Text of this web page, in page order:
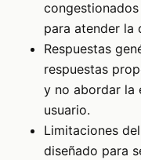
para atender la
Respuestas
respuestas
y no abordar la
usuario.
Limitaciones
diseñado para